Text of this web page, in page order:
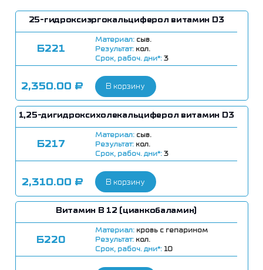
25-гидроксиэргокальциферол витамин D3
Б221
Материал: сыв.
Результат: кол.
Срок, рабоч. дни*:3
2,350.00 ₽ В корзину
1,25-дигидроксихолекальциферол витамин D3
Б217
Материал: сыв.
Результат: кол.
Срок, рабоч. дни*:3
2,310.00 ₽ В корзину
Витамин В 12 (цианкобаламин)
Б220
Материал: кровь с гепарином
Результат: кол.
Срок, рабоч. дни*: 10